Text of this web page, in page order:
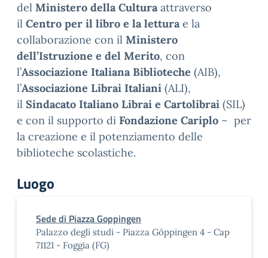
del Ministero della Culturaattraverso
il Centro per il libro e la letturae la
collaborazione con il Ministero
dell’Istruzione e del Merito, con
l’Associazione Italiana Biblioteche (AIB),
l’Associazione Librai Italiani (ALI),
il Sindacato Italiano Librai e Cartolibrai (SIL)
e con il supporto di Fondazione Cariplo – per
la creazione e il potenziamento delle
biblioteche scolastiche.
Luogo
Sede di Piazza Goppingen
Palazzo degli studi - Piazza Göppingen 4 - Cap
71121 - Foggia (FG)